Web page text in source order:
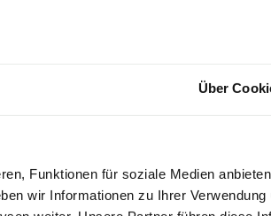
Über
Funktionen für soziale Medien
wir Informationen zu Ihrer Verwendung